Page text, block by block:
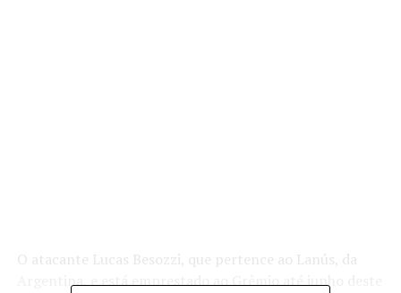
O atacante Lucas Besozzi, que pertence ao Lanús, da
Argentina, e está emprestado ao Grêmio até junho deste